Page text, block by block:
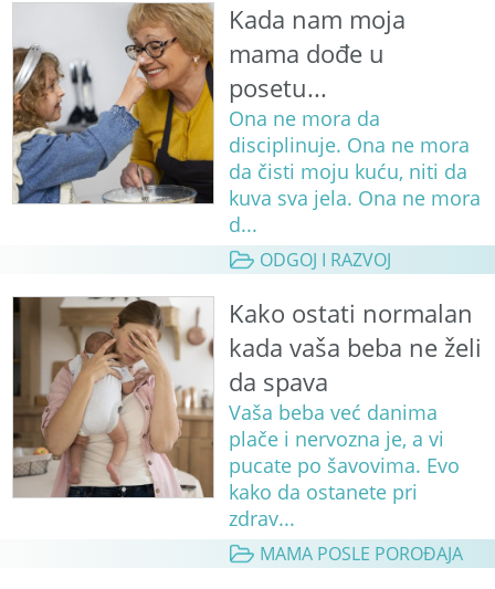
Kada nam moja
mama dođe u
posetu...
Ona ne mora da
disciplinuje. Ona ne mora
da čisti moju kuću, niti da
kuva sva jela. Ona ne mora
d...
ODGOJ I RAZVOJ
Kako ostati normalan
kada vaša beba ne želi
da spava
Vaša beba već danima
plače i nervozna je, a vi
pucate po šavovima. Evo
kako da ostanete pri
zdrav...
MAMA POSLE POROĐAJA